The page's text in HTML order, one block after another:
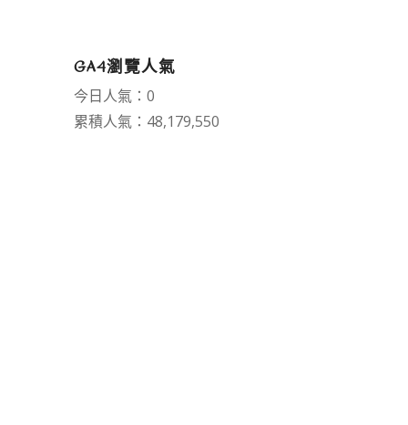
GA4瀏覽人氣
今日人氣：0
累積人氣：48,179,550